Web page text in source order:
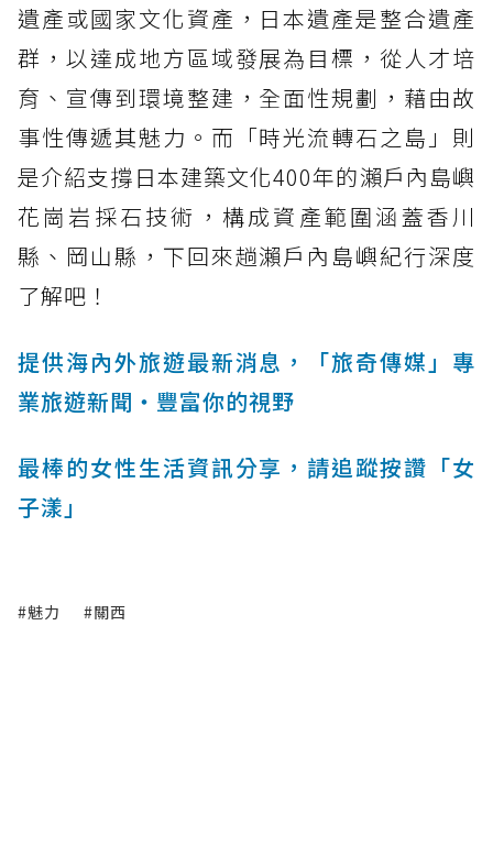
遺產或國家文化資產，日本遺產是整合遺產
群，以達成地方區域發展為目標，從人才培
育、宣傳到環境整建，全面性規劃，藉由故
事性傳遞其魅力。而「時光流轉石之島」則
是介紹支撐日本建築文化400年的瀨戶內島嶼
花崗岩採石技術，構成資產範圍涵蓋香川
縣、岡山縣，下回來趟瀨戶內島嶼紀行深度
了解吧！
提供海內外旅遊最新消息，「旅奇傳媒」專
業旅遊新聞‧豐富你的視野
最棒的女性生活資訊分享，請追蹤按讚「女
子漾」
#魅力 #關西